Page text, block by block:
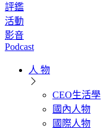
評鑑
活動
影音
Podcast
人 物
CEO生活學
國內人物
國際人物